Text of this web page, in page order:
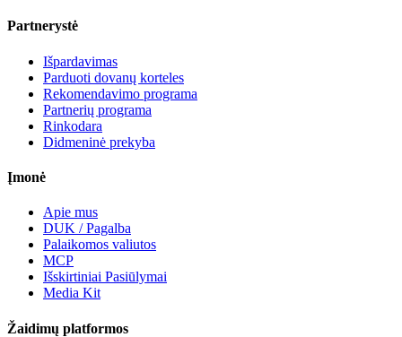
Partnerystė
Išpardavimas
Parduoti dovanų korteles
Rekomendavimo programa
Partnerių programa
Rinkodara
Didmeninė prekyba
Įmonė
Apie mus
DUK / Pagalba
Palaikomos valiutos
MCP
Išskirtiniai Pasiūlymai
Media Kit
Žaidimų platformos